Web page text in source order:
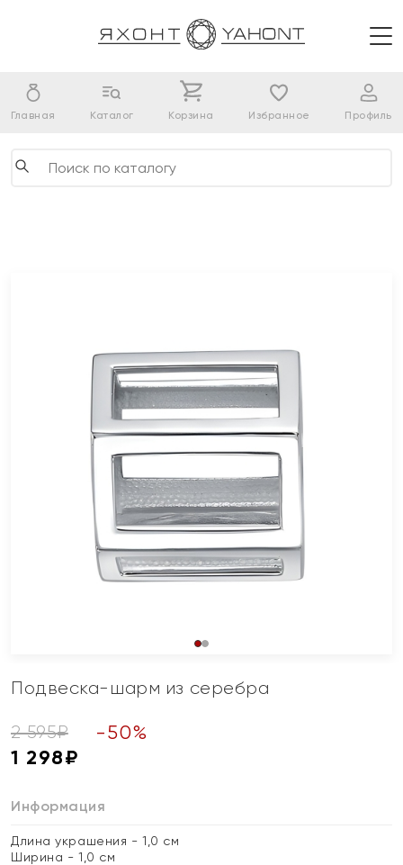
Главная Каталог Корзина Избранное Профиль
Подвеска-шарм из серебра
2 595₽ -50%
1 298₽
Информация
Длина украшения - 1,0 см
Ширина - 1,0 см